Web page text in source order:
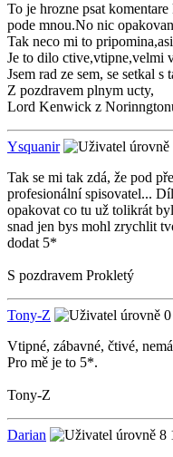
To je hrozne psat
pode mnou.No nic
Tak neco mi to
Je to dilo ctive,vtipne,velmi
Jsem rad ze sem, se setkal s
Z pozdravem plnym ucty,
Lord Kenwick z
Ysquanir
Tak se mi tak zdá, že pod
profesionální spisovatel...
opakovat co tu už tolikrát
snad jen bys mohl zrychlit
dodat 5*
S pozdravem Prokletý
Tony-Z
Vtipné, zábavné, čtivé,
Pro mě je to 5*.
Tony-Z
Darian